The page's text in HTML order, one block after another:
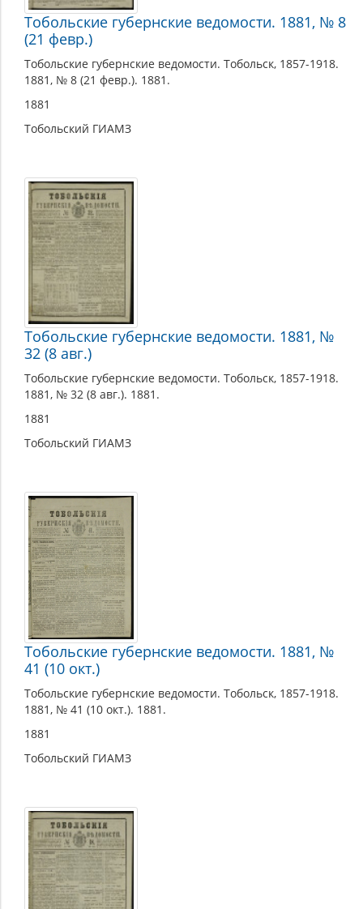
Тобольские губернские ведомости. 1881, № 8
(21 февр.)
Тобольские губернские ведомости. Тобольск, 1857-1918.
1881, № 8 (21 февр.). 1881.
1881
Тобольский ГИАМЗ
Тобольские губернские ведомости. 1881, №
32 (8 авг.)
Тобольские губернские ведомости. Тобольск, 1857-1918.
1881, № 32 (8 авг.). 1881.
1881
Тобольский ГИАМЗ
Тобольские губернские ведомости. 1881, №
41 (10 окт.)
Тобольские губернские ведомости. Тобольск, 1857-1918.
1881, № 41 (10 окт.). 1881.
1881
Тобольский ГИАМЗ